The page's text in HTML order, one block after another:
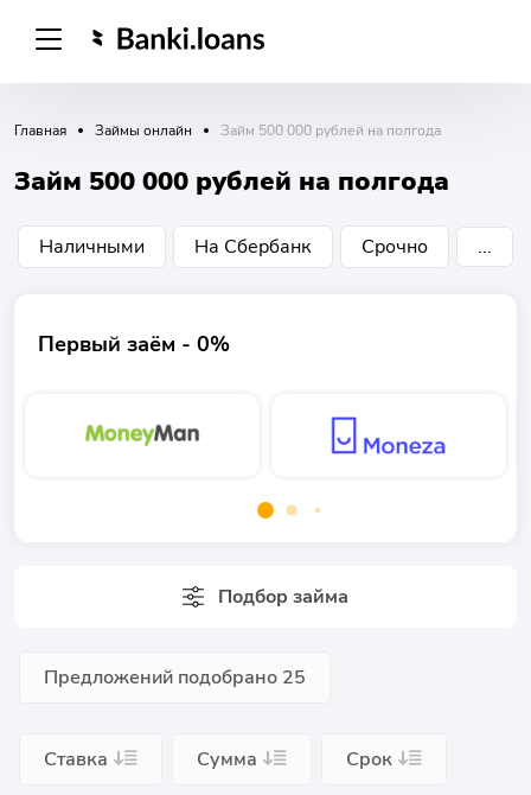
Главная Займы онлайн Займ 500 000 рублей на полгода
Займ 500 000 рублей на полгода
Наличными На Сбербанк Срочно ...
Первый заём - 0%
Подбор займа
Предложений подобрано 25
Ставка Сумма Срок